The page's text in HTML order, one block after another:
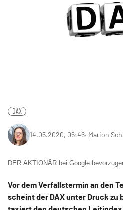
DAX
14.05.2020, 06:46‧ Marion
DER AKTIONÄR bei Google
Vor dem Verfallstermin an den
scheint der DAX unter Druck zu